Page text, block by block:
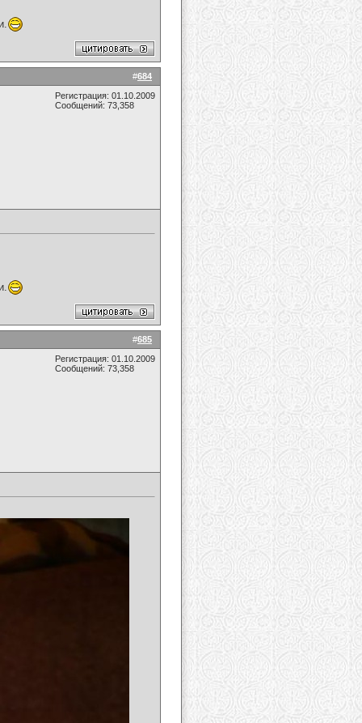
#684
Регистрация: 01.10.2009
Сообщений: 73,358
#685
Регистрация: 01.10.2009
Сообщений: 73,358